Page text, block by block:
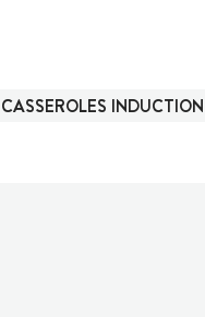
CASSEROLES INDUCTION